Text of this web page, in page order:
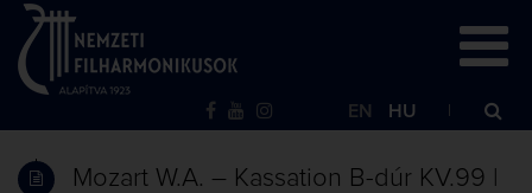
EN HU
Mozart W.A. – Kassation B-dúr KV.99 |